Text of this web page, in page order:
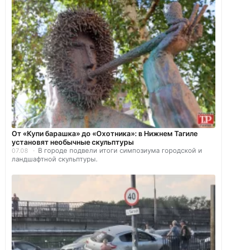
От «Купи барашка» до «Охотника»: в Нижнем Тагиле
установят необычные скульптуры
07.08
В городе подвели итоги симпозиума городской и
ландшафтной скульптуры.